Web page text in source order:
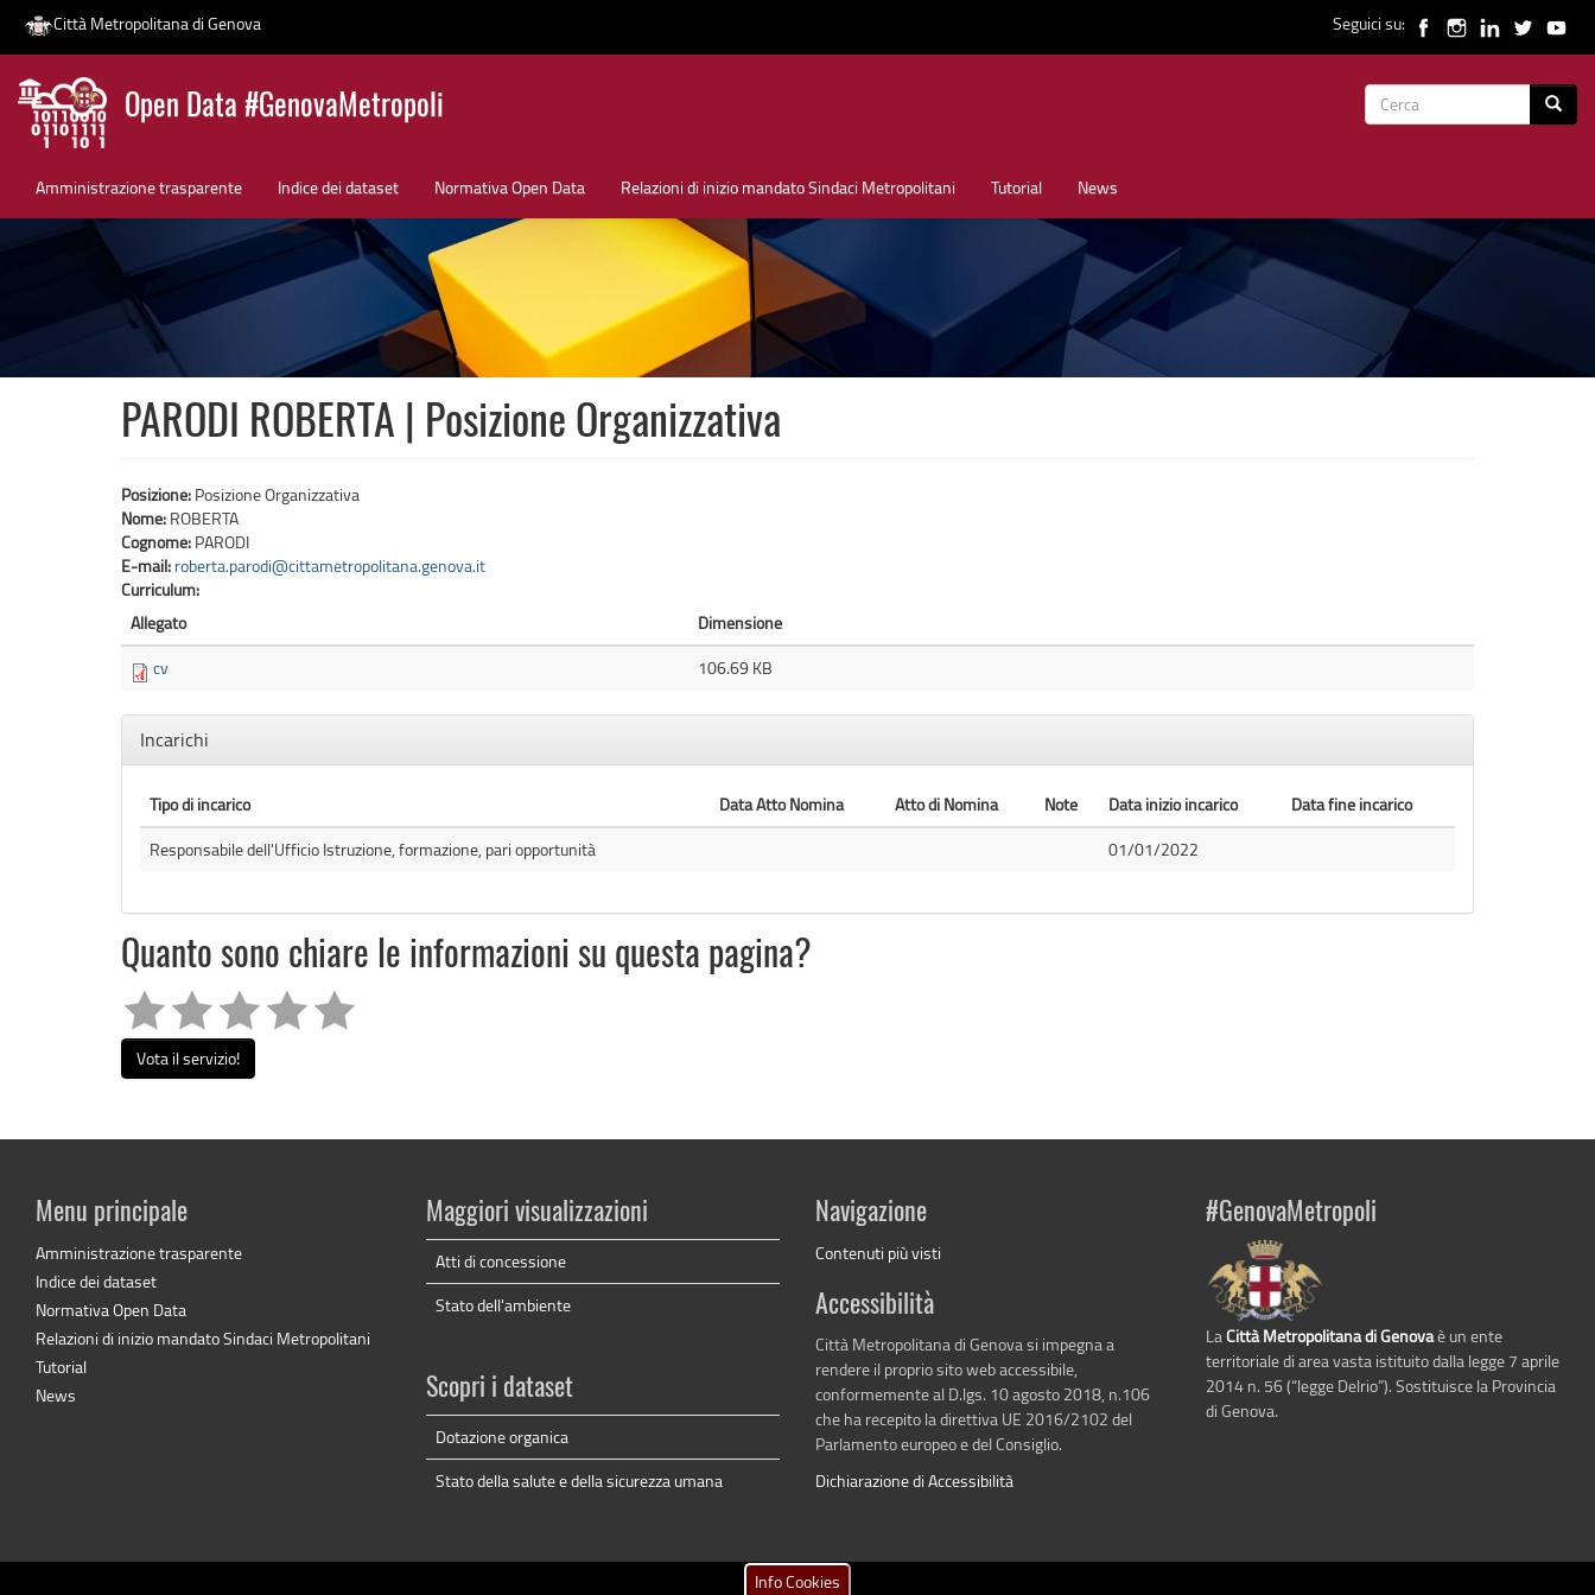
Salta
contenuto
Città Metropolitana di Genova Seguici su:
Open Data #GenovaMetropoli
Form
Amministrazione trasparente Indice dei dataset Normativa Open Data Relazioni di inizio mandato Sindaci Metropolitani Tutorial News
News
PARODI ROBERTA | Posizione Organizzativa
Posizione: Posizione Organizzativa
Nome: ROBERTA
Cognome: PARODI
E-mail: roberta.parodi@cittametropolitana.genova.it
Curriculum:
Allegato
Dimensione
cv
106.69 KB
Nascondi
Incarichi
Tipo di incarico Data Atto Nomina Atto di Nomina Note Data inizio incarico
Data fine incarico
Responsabile dell'Ufficio Istruzione, formazione, pari opportunità
01/01/2022
Quanto sono chiare le informazioni su questa pagina?
Vota il servizio!
Menu principale
Amministrazione trasparente
Indice dei dataset
Normativa Open Data
Relazioni di inizio mandato Sindaci Metropolitani
Tutorial
News
Maggiori visualizzazioni
Atti di concessione
Stato dell'ambiente
Scopri i dataset
Dotazione organica
Stato della salute e della sicurezza umana
Navigazione
Contenuti più visti
Accessibilità
Città Metropolitana di Genova si impegna a
rendere il proprio sito web accessibile,
conformemente al D.lgs. 10 agosto 2018, n.106
che ha recepito la direttiva UE 2016/2102 del
Parlamento europeo e del Consiglio.
Dichiarazione di Accessibilità
#GenovaMetropoli
La Città Metropolitana di Genovaè un ente
territoriale di area vasta istituito dalla legge 7 aprile
2014 n. 56 (“legge Delrio”). Sostituisce la Provincia
di Genova.
Info Cookies